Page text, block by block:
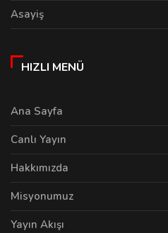
Asayiş
HIZLI MENÜ
Ana Sayfa
Canlı Yayın
Hakkımızda
Misyonumuz
Yayın Akışı